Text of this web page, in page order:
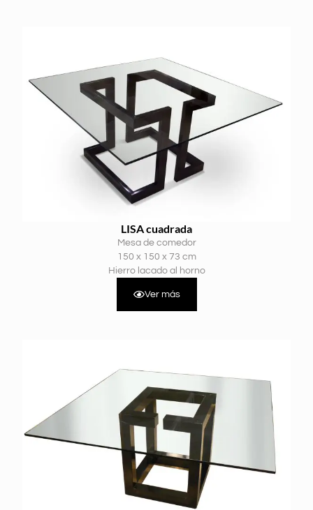
LISA cuadrada
Mesa de comedor
150 x 150 x 73 cm
Hierro lacado al horno
Ver más